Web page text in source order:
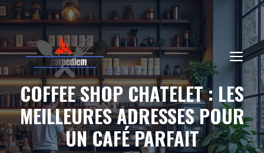
Aller
au
contenu
COFFEE SHOP CHATELET : LES
MEILLEURES ADRESSES POUR
UN CAFÉ PARFAIT